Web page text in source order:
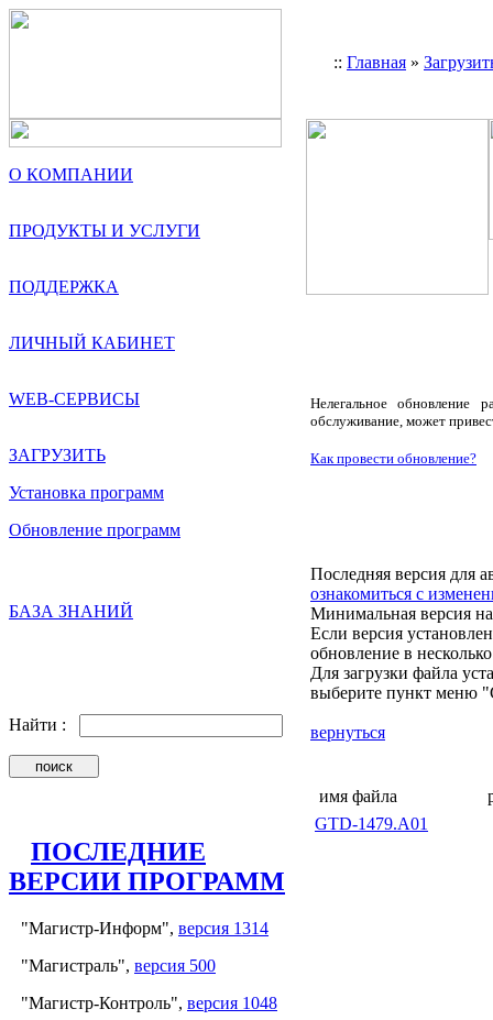
:: Главная »
О КОМПАНИИ
ПРОДУКТЫ И УСЛУГИ
ПОДДЕРЖКА
ЛИЧНЫЙ КАБИНЕТ
WEB-СЕРВИСЫ
ЗАГРУЗИТЬ
Установка программ
Обновление программ
БАЗА ЗНАНИЙ
Найти :
ПОСЛЕДНИЕ
ВЕРСИИ ПРОГРАММ
"Магистр-Информ", версия 1314
"Магистраль", версия 500
"Магистр-Контроль", версия 1048
Нелегальное обновление
обслуживание, может
Как провести обновление?
Последняя версия для
ознакомиться с
Минимальная версия
Если версия
обновление в
Для загрузки файла
выберите пункт меню
вернуться
имя файла
GTD-1479.A01